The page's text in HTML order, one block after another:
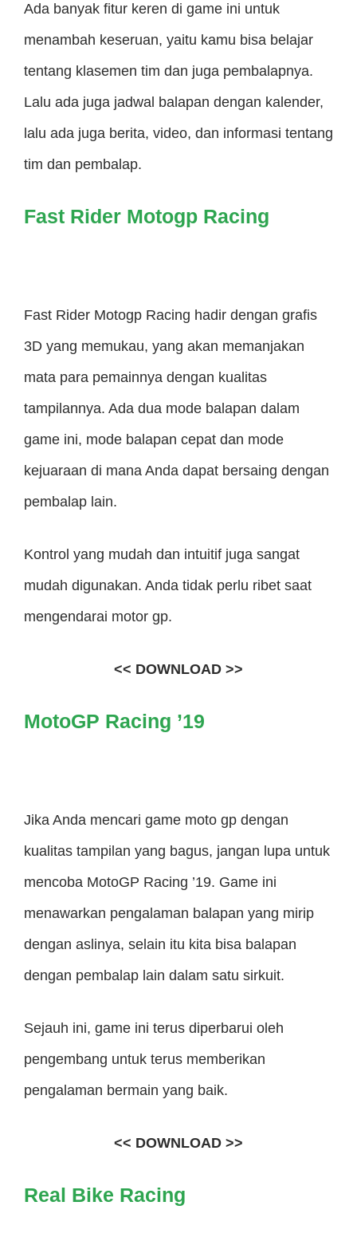
Ada banyak fitur keren di game ini untuk
menambah keseruan, yaitu kamu bisa belajar
tentang klasemen tim dan juga pembalapnya.
Lalu ada juga jadwal balapan dengan kalender,
lalu ada juga berita, video, dan informasi tentang
tim dan pembalap.
Fast Rider Motogp Racing
Fast Rider Motogp Racing hadir dengan grafis
3D yang memukau, yang akan memanjakan
mata para pemainnya dengan kualitas
tampilannya. Ada dua mode balapan dalam
game ini, mode balapan cepat dan mode
kejuaraan di mana Anda dapat bersaing dengan
pembalap lain.
Kontrol yang mudah dan intuitif juga sangat
mudah digunakan. Anda tidak perlu ribet saat
mengendarai motor gp.
<< DOWNLOAD >>
MotoGP Racing ’19
Jika Anda mencari game moto gp dengan
kualitas tampilan yang bagus, jangan lupa untuk
mencoba MotoGP Racing ’19. Game ini
menawarkan pengalaman balapan yang mirip
dengan aslinya, selain itu kita bisa balapan
dengan pembalap lain dalam satu sirkuit.
Sejauh ini, game ini terus diperbarui oleh
pengembang untuk terus memberikan
pengalaman bermain yang baik.
<< DOWNLOAD >>
Real Bike Racing